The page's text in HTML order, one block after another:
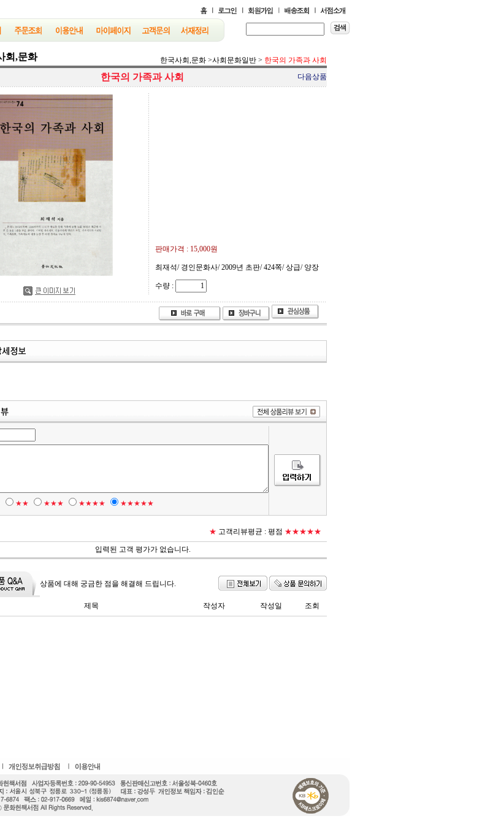
회,문화 한국사회,문화 >사회문화일반 > 한국의 가족과 사회
한국의 가족과 사회 다음상품
판매가격 : 15,000원
최재석/ 경인문화사/ 2009년 초판/ 424쪽/ 상급/ 양장
수량 :
★★ ★★★ ★★★★ ★★★★★
★ 고객리뷰평균 : 평점 ★★★★★
입력된 고객 평가가 없습니다.
상품에 대해 궁금한 점을 해결해 드립니다.
제목 작성자 작성일 조회